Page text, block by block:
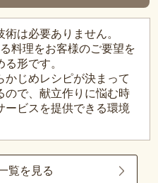
術は必要ありません。
料理をお客様のご要望を
形です。
かじめレシピが決まって
ので、献立作りに悩む時
ービスを提供できる環境
覧を見る